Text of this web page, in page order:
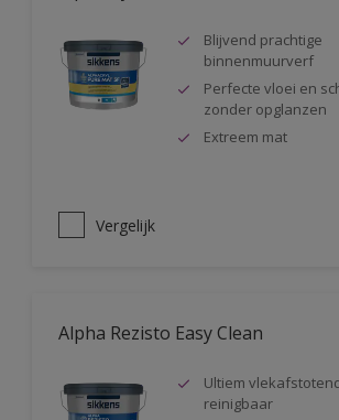
Blijvend prachtige
binnenmuurverf
Perfecte vloei en
zonder opglanzen
Extreem mat
Vergelijk
Alpha Rezisto Easy Clean
Ultiem
reinigbaar